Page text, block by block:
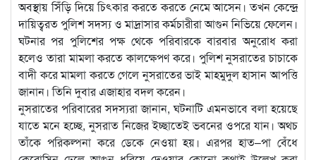
অবস্থায় সিঁড়ি দিয়ে চিৎকার করতে করতে নেমে আসেন। তখন কেন্দ্রে
দায়িত্বরত পুলিশ সদস্য ও মাদ্রাসার কর্মচারীরা আগুন নিভিয়ে ফেলেন।
ঘটনার পর পুলিশের পক্ষ থেকে পরিবারকে বারবার অনুরোধ করা
হলেও তারা মামলা করতে কালক্ষেপণ করে। পুলিশ নুসরাতের চাচাকে
বাদী করে মামলা করতে গেলে নুসরাতের ভাই মাহমুদুল হাসান আপত্তি
জানান। তিনি দুবার এজাহার বদল করেন।
নুসরাতের পরিবারের সদস্যরা জানান, ঘটনাটি এমনভাবে বলা হয়েছে
যাতে মনে হচ্ছে, নুসরাত নিজের ইচ্ছাতেই ভবনের ওপরে যান। অথচ
তাঁকে পরিকল্পনা করে ডেকে নেওয়া হয়। এরপর হাত–পা বেঁধে